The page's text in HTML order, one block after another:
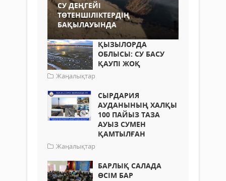
СУ ДЕҢГЕЙІ
ТӨТЕНШІЛІКТЕРДІҢ
БАҚЫЛАУЫНДА
ҚЫЗЫЛОРДА
ОБЛЫСЫ: СУ БАСУ
ҚАУПІ ЖОҚ
Жаңалықтар
СЫРДАРИЯ
АУДАНЫНЫҢ ХАЛҚЫ
100 ПАЙЫЗ ТАЗА
АУЫЗ СУМЕН
ҚАМТЫЛҒАН
Жаңалықтар
БАРЛЫҚ САЛАДА
ӨСІМ БАР